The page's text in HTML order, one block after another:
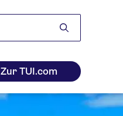
Zur TUI.com